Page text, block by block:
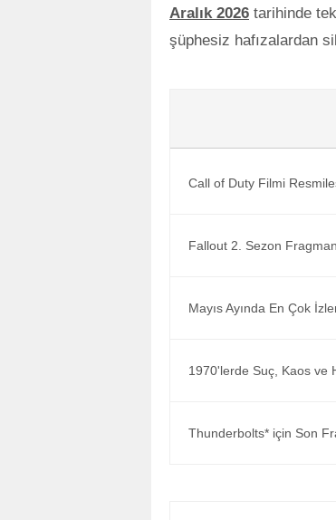
Aralık 2026 tarihinde
şüphesiz hafızalardan
Call of Duty Filmi
Fallout 2. Sezon
Mayıs Ayında En Çok
1970'lerde Suç, Kaos ve
Thunderbolts* için Son